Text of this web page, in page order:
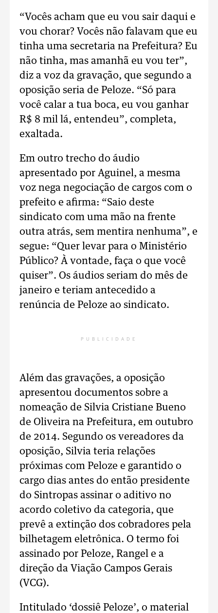
“Vocês acham que eu vou sair daqui e
vou chorar? Vocês não falavam que eu
tinha uma secretaria na Prefeitura? Eu
não tinha, mas amanhã eu vou ter”,
diz a voz da gravação, que segundo a
oposição seria de Peloze. “Só para
você calar a tua boca, eu vou ganhar
R$ 8 mil lá, entendeu”, completa,
exaltada.
Em outro trecho do áudio
apresentado por Aguinel, a mesma
voz nega negociação de cargos com o
prefeito e afirma: “Saio deste
sindicato com uma mão na frente
outra atrás, sem mentira nenhuma”, e
segue: “Quer levar para o Ministério
Público? À vontade, faça o que você
quiser”. Os áudios seriam do mês de
janeiro e teriam antecedido a
renúncia de Peloze ao sindicato.
PUBLICIDADE
Além das gravações, a oposição
apresentou documentos sobre a
nomeação de Silvia Cristiane Bueno
de Oliveira na Prefeitura, em outubro
de 2014. Segundo os vereadores da
oposição, Silvia teria relações
próximas com Peloze e garantido o
cargo dias antes do então presidente
do Sintropas assinar o aditivo no
acordo coletivo da categoria, que
prevê a extinção dos cobradores pela
bilhetagem eletrônica. O termo foi
assinado por Peloze, Rangel e a
direção da Viação Campos Gerais
(VCG).
Intitulado ‘dossiê Peloze’, o material